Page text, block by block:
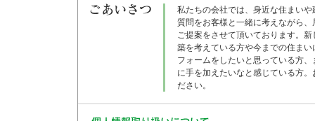
私たちの会社では、身近な住まい
質問をお客様と一緒に考えながら
ご提案をさせて頂いております。
築を考えている方や今までの住ま
フォームをしたいと思っている方
に手を加えたいなと感じている方
ださい。